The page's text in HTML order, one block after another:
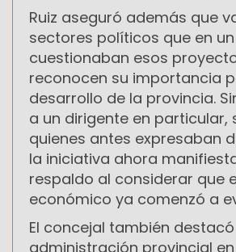
Ruiz aseguró además que
sectores políticos que en
cuestionaban esos
reconocen su importancia
desarrollo de la provincia.
a un dirigente en particular,
quienes antes expresaban
la iniciativa ahora
respaldo al considerar que
económico ya comenzó a
El concejal también
administración provincial